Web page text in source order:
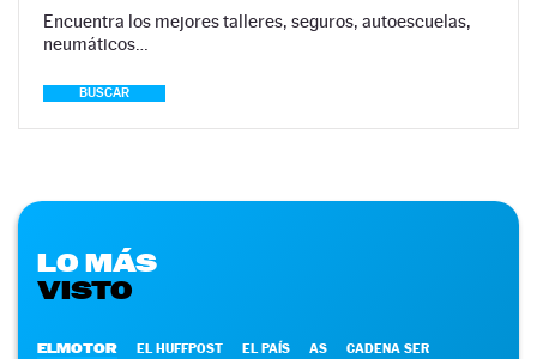
Encuentra los mejores talleres, seguros, autoescuelas,
neumáticos…
BUSCAR
LO MÁS
VISTO
ELMOTOR EL HUFFPOST EL PAÍS AS CADENA SER